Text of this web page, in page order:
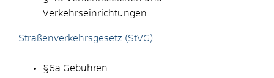
Verkehrseinrichtungen
Straßenverkehrsgesetz (StVG)
§6a Gebühren